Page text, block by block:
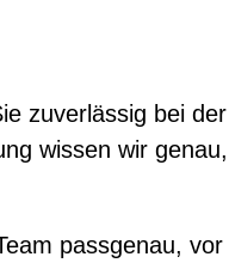
zuverlässig bei
wissen wir
passgenau,